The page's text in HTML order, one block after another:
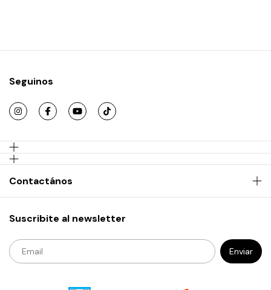
Seguinos
Contactános
Suscribite al newsletter